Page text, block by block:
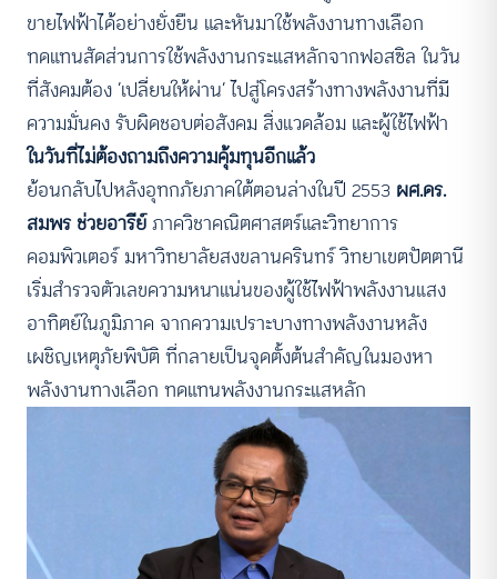
ขายไฟฟ้าได้อย่างยั่งยืน และหันมาใช้พลังงานทางเลือก
ทดแทนสัดส่วนการใช้พลังงานกระแสหลักจากฟอสซิล ในวัน
ที่สังคมต้อง ‘เปลี่ยนให้ผ่าน’ ไปสู่โครงสร้างทางพลังงานที่มี
ความมั่นคง รับผิดชอบต่อสังคม สิ่งแวดล้อม และผู้ใช้ไฟฟ้า
ในวันที่ไม่ต้องถามถึงความคุ้มทุนอีกแล้ว
ย้อนกลับไปหลังอุทกภัยภาคใต้ตอนล่างในปี 2553 ผศ.ดร.
สมพร ช่วยอารีย์ภาควิชาคณิตศาสตร์และวิทยาการ
คอมพิวเตอร์ มหาวิทยาลัยสงขลานครินทร์ วิทยาเขตปัตตานี
เริ่มสำรวจตัวเลขความหนาแน่นของผู้ใช้ไฟฟ้าพลังงานแสง
อาทิตย์ในภูมิภาค จากความเปราะบางทางพลังงานหลัง
เผชิญเหตุภัยพิบัติ ที่กลายเป็นจุดตั้งต้นสำคัญในมองหา
พลังงานทางเลือก ทดแทนพลังงานกระแสหลัก